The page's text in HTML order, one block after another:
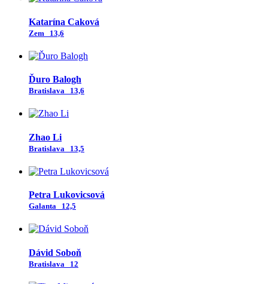
Katarína Caková
Zem 13,6
Ďuro Balogh
Bratislava 13,6
Zhao Li
Bratislava 13,5
Petra Lukovicsová
Galanta 12,5
Dávid Soboň
Bratislava 12